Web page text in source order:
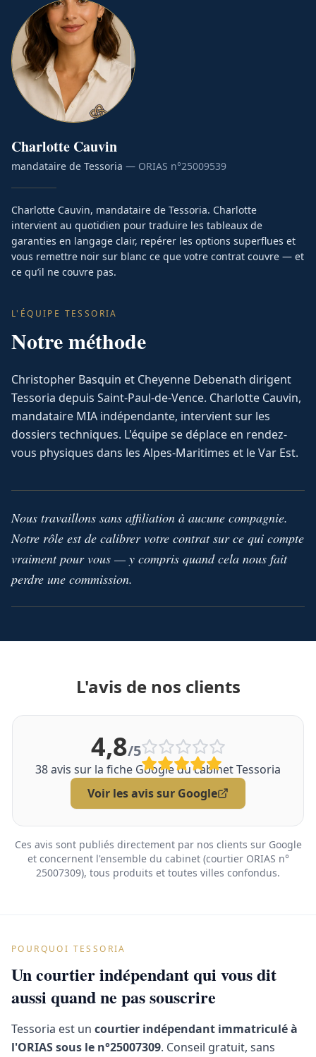
Charlotte Cauvin
mandataire de Tessoria — ORIAS n°25009539
Charlotte Cauvin, mandataire de Tessoria. Charlotte
intervient au quotidien pour traduire les tableaux de
garanties en langage clair, repérer les options superflues et
vous remettre noir sur blanc ce que votre contrat couvre — et
ce qu’il ne couvre pas.
L'ÉQUIPE TESSORIA
Notre méthode
Christopher Basquin et Cheyenne Debenath dirigent
Tessoria depuis Saint-Paul-de-Vence. Charlotte Cauvin,
mandataire MIA indépendante, intervient sur les
dossiers techniques. L'équipe se déplace en rendez-
vous physiques dans les Alpes-Maritimes et le Var Est.
Nous travaillons sans affiliation à aucune compagnie.
Notre rôle est de calibrer votre contrat sur ce qui compte
vraiment pour vous — y compris quand cela nous fait
perdre une commission.
L'avis de nos clients
4,8/5
38avis sur la fiche Google du cabinet Tessoria
Voir les avis sur Google
Ces avis sont publiés directement par nos clients sur Google
et concernent l'ensemble du cabinet (courtier ORIAS n°
25007309), tous produits et toutes villes confondus.
POURQUOI TESSORIA
Un courtier indépendant qui vous dit
aussi quand ne pas souscrire
Tessoria est un courtier indépendant immatriculé à
l'ORIAS sous le n°25007309. Conseil gratuit, sans